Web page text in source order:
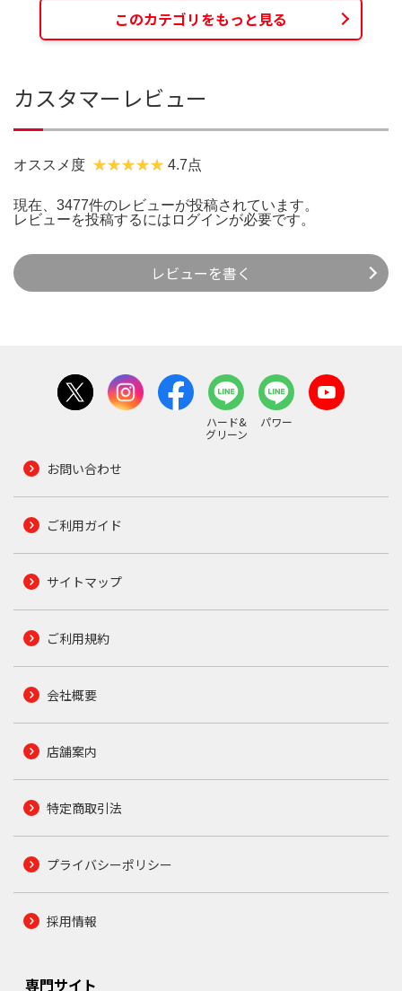
このカテゴリをもっと見る
カスタマーレビュー
オススメ度 4.7点
現在、3477件のレビューが投稿されています。
レビューを投稿するには ログインが必要です。
レビューを書く
ハード&
グリーン
パワー
お問い合わせ
ご利用ガイド
サイトマップ
ご利用規約
会社概要
店舗案内
特定商取引法
プライバシーポリシー
採用情報
専門サイト